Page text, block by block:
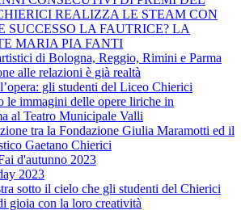
REALIZZA LE STEAM CON
SUCCESSO LA FAUTRICE? LA
MARIA PIA FANTI
di Bologna, Reggio, Rimini e Parma
alle relazioni è già realtà
gli studenti del Liceo Chierici
le immagini delle opere liriche in
al Teatro Municipale Valli
tra la Fondazione Giulia Maramotti ed il
Gaetano Chierici
d'autunno 2023
2023
sotto il cielo che gli studenti del Chierici
gioia con la loro creatività